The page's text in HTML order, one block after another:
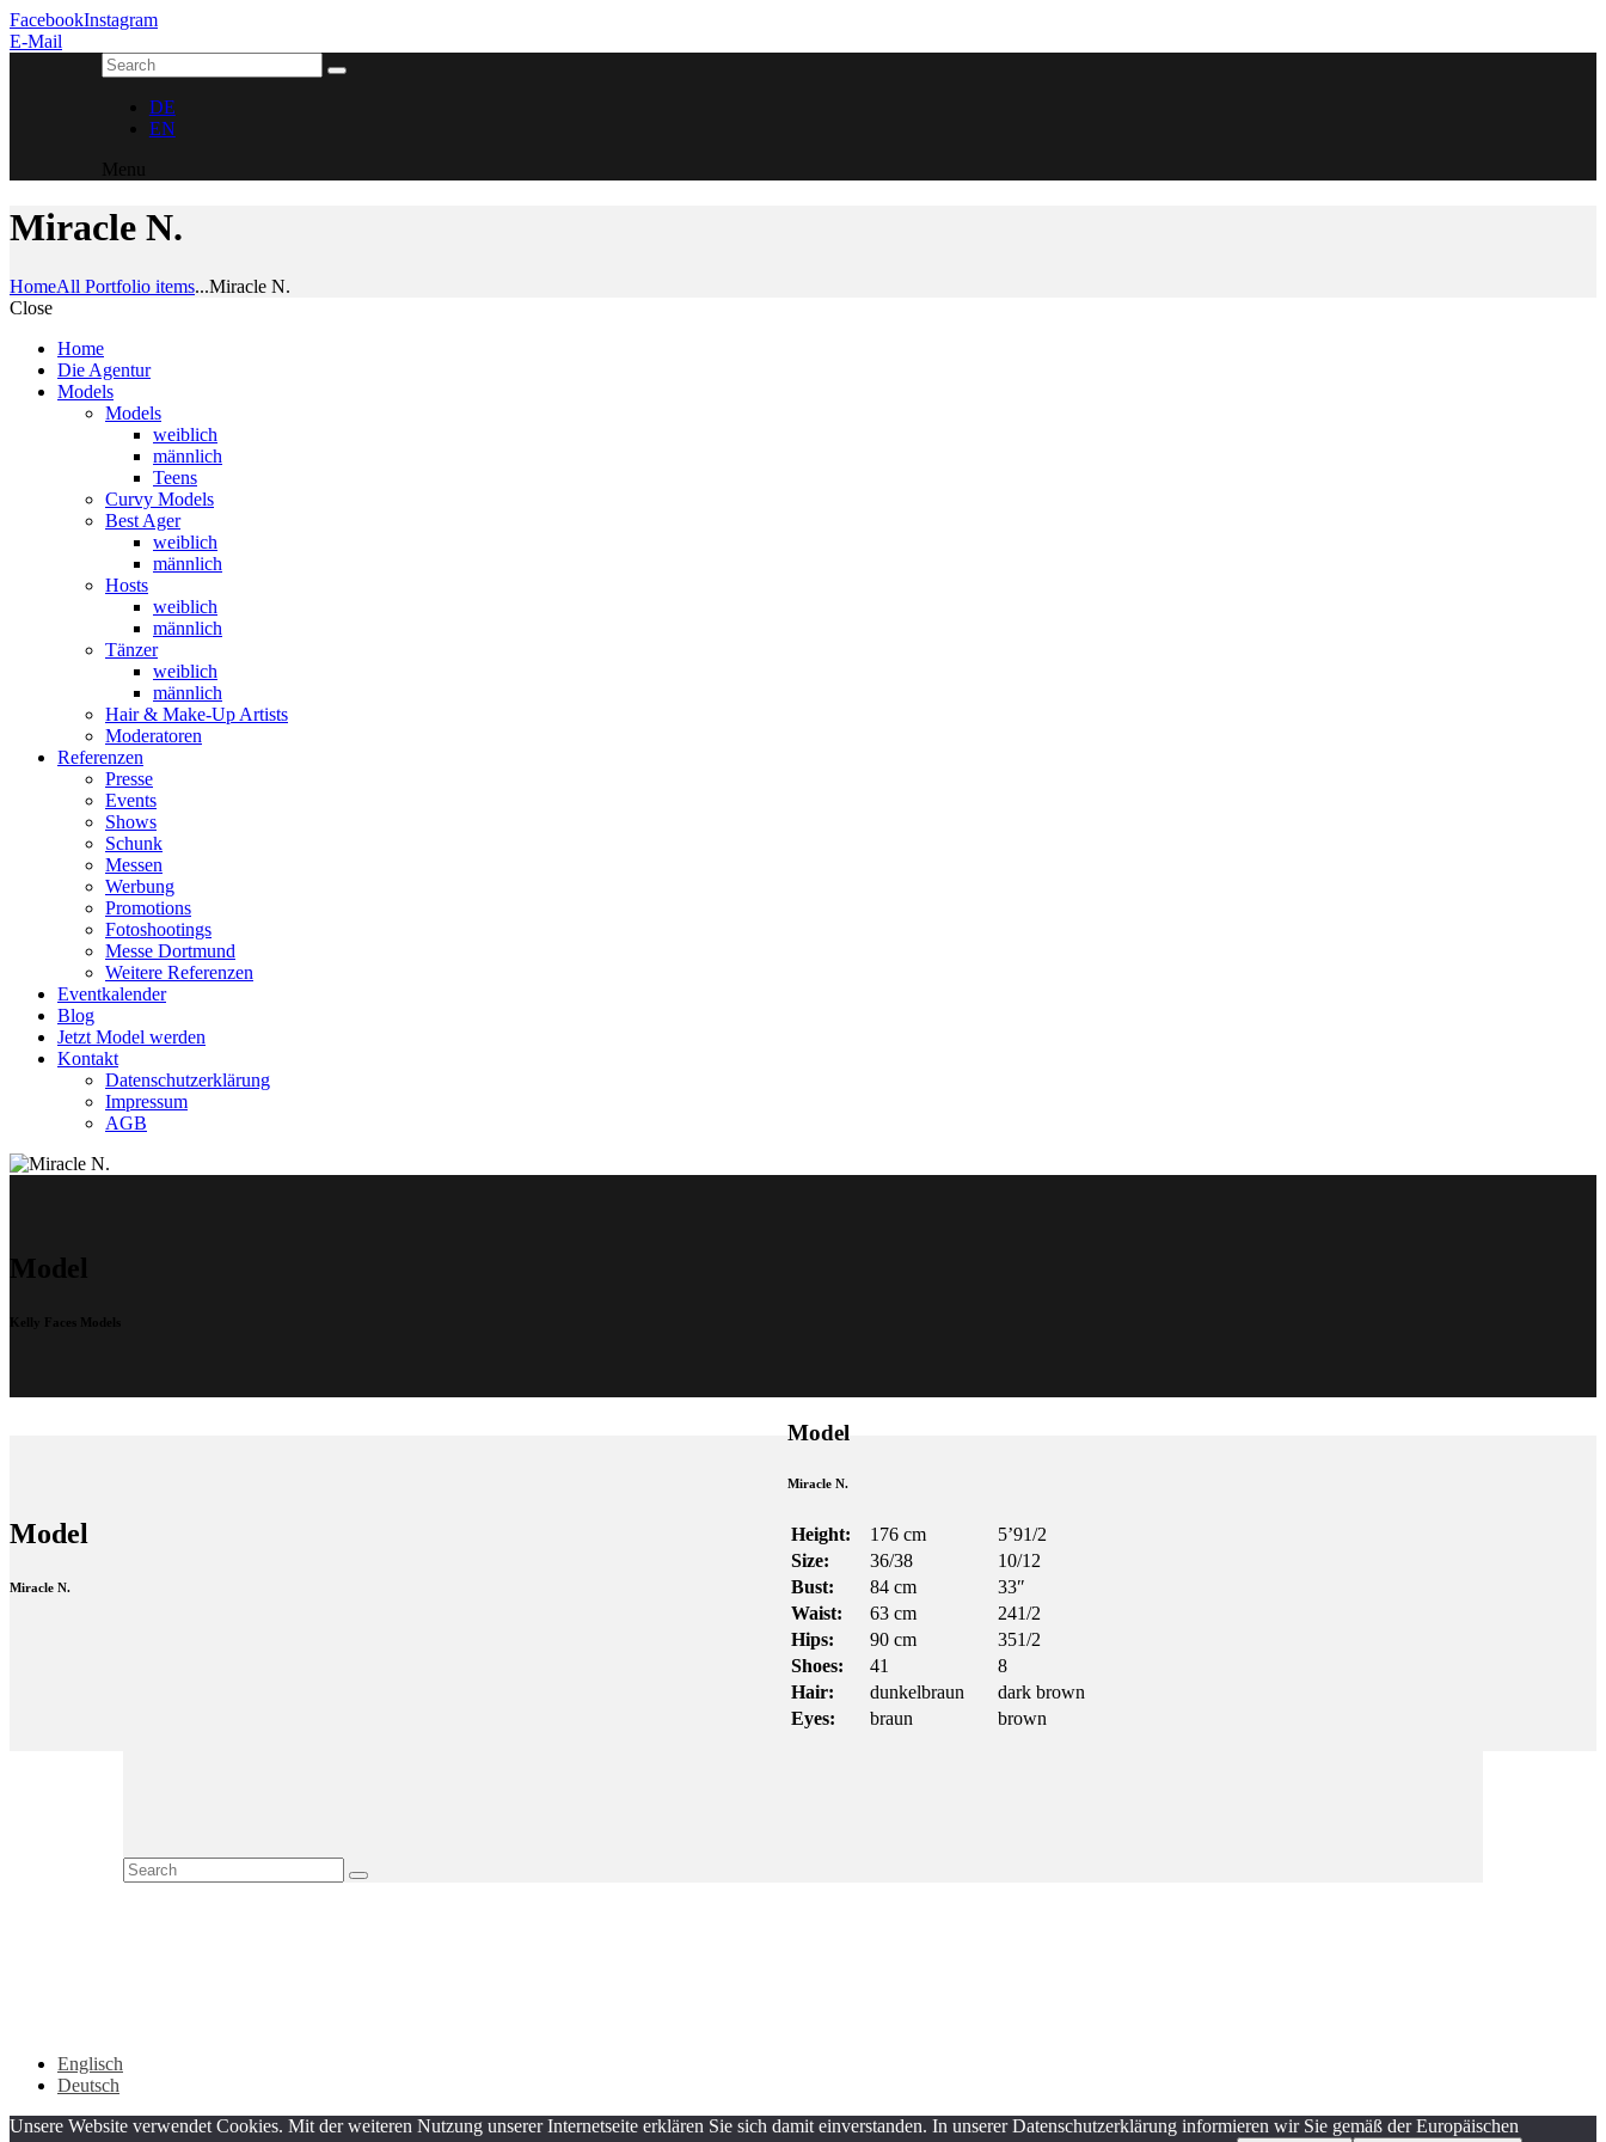
FacebookInstagram
E-Mail
DE
EN
Menu
Miracle N.
HomeAll Portfolio items...Miracle N.
Close
Home
Die Agentur
Models
Models
weiblich
männlich
Teens
Curvy Models
Best Ager
weiblich
männlich
Hosts
weiblich
männlich
Tänzer
weiblich
männlich
Hair & Make-Up Artists
Moderatoren
Referenzen
Presse
Events
Shows
Schunk
Messen
Werbung
Promotions
Fotoshootings
Messe Dortmund
Weitere Referenzen
Eventkalender
Blog
Jetzt Model werden
Kontakt
Datenschutzerklärung
Impressum
AGB
Model
Kelly Faces Models
Model
Miracle N.
Height: 176 cm
5’91/2
Size:
36/38
10/12
Bust:
84 cm
33″
Waist:
63 cm
241/2
Hips:
90 cm
351/2
Shoes:
41
8
Hair:
dunkelbraun
dark brown
Eyes:
braun brown
Model
Miracle N.
Englisch
Deutsch
Unsere Website verwendet Cookies. Mit der weiteren Nutzung unserer Internetseite erklären Sie sich damit einverstanden. In unserer Datenschutzerklärung informieren wir Sie gemäß der Europäischen